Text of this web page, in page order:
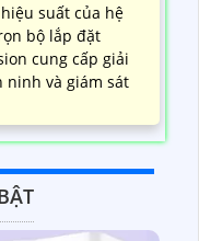
suất của hệ
bộ lắp đặt
cung cấp giải
ninh và giám sát